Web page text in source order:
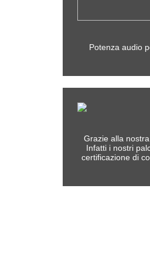
Potenza audio
Grazie alla
Infatti i nostri
certificazione di